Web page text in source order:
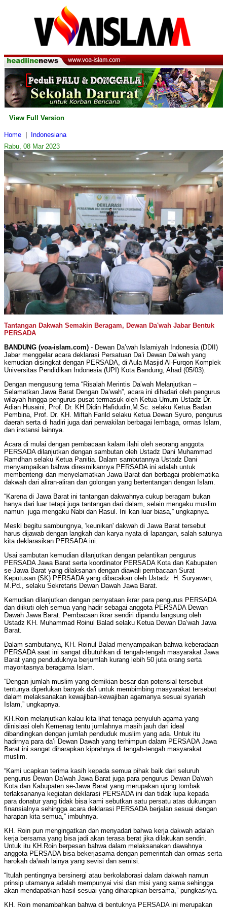
View Full Version
Home
Indonesiana
Rabu, 08 Mar 2023
Tantangan Dakwah Semakin Beragam, Dewan Da'wah Jabar Bentuk
PERSADA
BANDUNG (voa-islam.com) - Dewan Da’wah Islamiyah Indonesia (DDII)
Jabar menggelar acara deklarasi Persatuan Da’i Dewan Da’wah yang
kemudian disingkat dengan PERSADA, di Aula Masjid Al-Furqon Komplek
Universitas Pendidikan Indonesia (UPI) Kota Bandung, Ahad (05/03).
Dengan mengusung tema “Risalah Merintis Da’wah Melanjutkan –
Selamatkan Jawa Barat Dengan Da’wah”, acara ini dihadari oleh pengurus
wilayah hingga pengurus pusat termasuk oleh Ketua Umum Ustadz Dr.
Adian Husaini, Prof. Dr. KH.Didin Hafidudin,M.Sc. selaku Ketua Badan
Pembina, Prof. Dr. KH. Miftah Farild selaku Ketua Dewan Syuro, pengurus
daerah serta di hadiri juga dari perwakilan berbagai lembaga, ormas Islam,
dan instansi lainnya.
Acara di mulai dengan pembacaan kalam ilahi oleh seorang anggota
PERSADA dilanjutkan dengan sambutan oleh Ustadz Dani Muhammad
Ramdhan selaku Ketua Panitia. Dalam sambutannya Ustadz Dani
menyampaikan bahwa diresmikannya PERSADA ini adalah untuk
membentengi dan menyelamatkan Jawa Barat dari berbagai problematika
dakwah dari aliran-aliran dan golongan yang bertentangan dengan Islam.
“Karena di Jawa Barat ini tantangan dakwahnya cukup beragam bukan
hanya dari luar tetapi juga tantangan dari dalam, selain mengaku muslim
namun juga mengaku Nabi dan Rasul. Ini kan luar biasa,” ungkapnya.
Meski begitu sambungnya, 'keunikan' dakwah di Jawa Barat tersebut
harus dijawab dengan langkah dan karya nyata di lapangan, salah satunya
kita deklarasikan PERSADA ini.
Usai sambutan kemudian dilanjutkan dengan pelantikan pengurus
PERSADA Jawa Barat serta koordinator PERSADA Kota dan Kabupaten
se-Jawa Barat yang dilaksanan dengan diawali pembacaan Surat
Keputusan (SK) PERSADA yang dibacakan oleh Ustadz H. Suryawan,
M.Pd., selaku Sekretaris Dewan Dawah Jawa Barat.
Kemudian dilanjutkan dengan pernyataan ikrar para pengurus PERSADA
dan diikuti oleh semua yang hadir sebagai anggota PERSADA Dewan
Dawah Jawa Barat. Pembacaan ikrar sendiri dipandu langsung oleh
Ustadz KH. Muhammad Roinul Balad selaku Ketua Dewan Da’wah Jawa
Barat.
Dalam sambutanya, KH. Roinul Balad menyampaikan bahwa keberadaan
PERSADA saat ini sangat dibutuhkan di tengah-tengah masyarakat Jawa
Barat yang penduduknya berjumlah kurang lebih 50 juta orang serta
mayoritasnya beragama Islam.
“Dengan jumlah muslim yang demikian besar dan potensial tersebut
tentunya diperlukan banyak da'i untuk membimbing masyarakat tersebut
dalam melaksanakan kewajiban-kewajiban agamanya sesuai syariah
Islam,” ungkapnya.
KH.Roin melanjutkan kalau kita lihat tenaga penyuluh agama yang
diinisiasi oleh Kemenag tentu jumlahnya masih jauh dari ideal
dibandingkan dengan jumlah penduduk muslim yang ada. Untuk itu
hadirnya para da’i Dewan Dawah yang terhimpun dalam PERSADA Jawa
Barat ini sangat diharapkan kiprahnya di tengah-tengah masyarakat
muslim.
“Kami ucapkan terima kasih kepada semua pihak baik dari seluruh
pengurus Dewan Da'wah Jawa Barat juga para pengurus Dewan Da'wah
Kota dan Kabupaten se-Jawa Barat yang merupakan ujung tombak
terlaksananya kegiatan deklarasi PERSADA ini dan tidak lupa kepada
para donatur yang tidak bisa kami sebutkan satu persatu atas dukungan
finansialnya sehingga acara deklarasi PERSADA berjalan sesuai dengan
harapan kita semua,” imbuhnya.
KH. Roin pun mengingatkan dan menyadari bahwa kerja dakwah adalah
kerja bersama yang bisa jadi akan terasa berat jika dilakukan sendiri.
Untuk itu KH.Roin berpesan bahwa dalam melaksanakan dawahnya
anggota PERSADA bisa bekerjasama dengan pemerintah dan ormas serta
harokah da'wah lainya yang sevisi dan semisi.
“Itulah pentingnya bersinergi atau berkolaborasi dalam dakwah namun
prinsip utamanya adalah mempunyai visi dan misi yang sama sehingga
akan mendapatkan hasil sesuai yang diharapkan bersama,” pungkasnya.
KH. Roin menambahkan bahwa di bentuknya PERSADA ini merupakan